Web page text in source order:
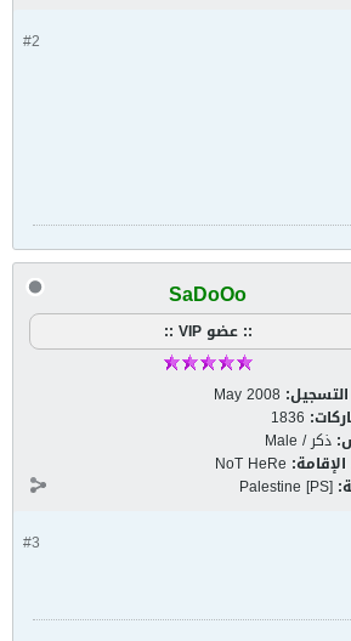
#2
SaDoOo
:: عضو VIP ::
التسجيل: May 2008
1836
ذكر / Male
NoT HeRe
Palestine [PS]
#3